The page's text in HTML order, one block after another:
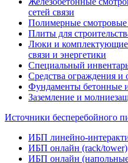
сетей связи
Полимерные смотровые
Плиты для
Люки и комплектующие
связи и энергетики
Специальный
Средства ограждения и
Фундаменты бетонные
Заземление и
Источники бесперебойного
ИБП линейно-
ИБП онлайн (rack/tower)
ИБП онлайн